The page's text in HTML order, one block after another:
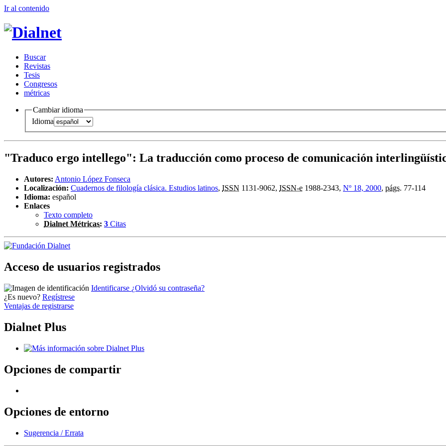
Ir al contenido
Buscar
Revistas
Tesis
Congresos
métricas
Cambiar idioma
Idioma
"Traduco ergo intellego": La traducción como proceso de comunicación
Autores: Antonio López Fonseca
Localización: Cuadernos de filología clásica. Estudios latinos, ISSN 1131-9062, ISSN-e 1988-2343, Nº 18, 2000, págs. 77-114
Idioma: español
Enlaces
Texto completo
Dialnet Métricas: 3 Citas
Acceso de usuarios registrados
Identificarse ¿Olvidó su contraseña?
¿Es nuevo? Regístrese
Ventajas de registrarse
Dialnet Plus
Opciones de compartir
Opciones de entorno
Sugerencia / Errata